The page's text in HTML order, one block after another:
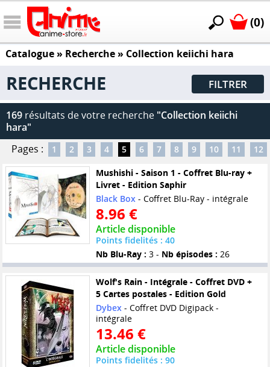
(0)
Catalogue» Recherche » Collection keiichi hara
RECHERCHE FILTRER
169 résultats de votre recherche "Collection keiichi
hara"
Pages :
1 2 3 4 5 6 7 8 9 10 11 12
Mushishi - Saison 1 - Coffret Blu-ray +
Livret - Edition Saphir
Black Box- Coffret Blu-Ray - intégrale
8.96 €
Article disponible
Points fidelités : 40
Nb Blu-Ray : 3 - Nb épisodes : 26
Wolf's Rain - Intégrale - Coffret DVD +
5 Cartes postales - Edition Gold
Dybex- Coffret DVD Digipack -
intégrale
13.46 €
Article disponible
Points fidelités : 90